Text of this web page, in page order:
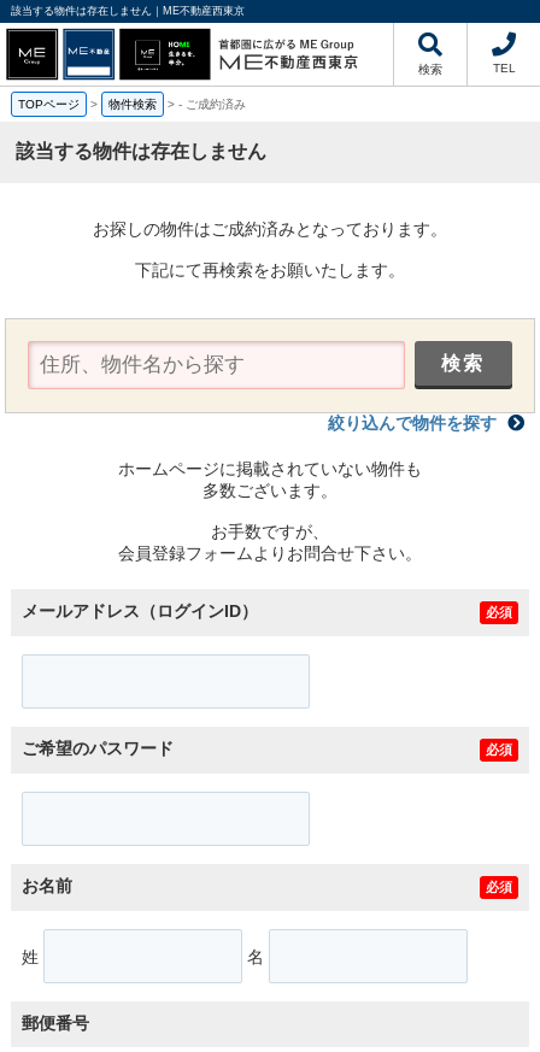
該当する物件は存在しません｜ME不動産西東京
検索 TEL
TOPページ > 物件検索 >- ご成約済み
該当する物件は存在しません
お探しの物件はご成約済みとなっております。
下記にて再検索をお願いたします。
絞り込んで物件を探す
ホームページに掲載されていない物件も
多数ございます。
お手数ですが、
会員登録フォームよりお問合せ下さい。
メールアドレス（ログインID） 必須
ご希望のパスワード 必須
お名前 必須
姓 名
郵便番号